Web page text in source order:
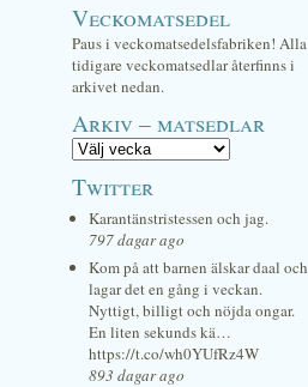
Veckomatsedel
Paus i veckomatsedelsfabriken! Alla
tidigare veckomatsedlar återfinns i
arkivet nedan.
Arkiv – matsedlar
Twitter
Karantänstristessen och jag.
797 dagar ago
Kom på att barnen älskar daal och
lagar det en gång i veckan.
Nyttigt, billigt och nöjda ongar.
En liten sekunds kä…
https://t.co/wh0YUfRz4W
893 dagar ago